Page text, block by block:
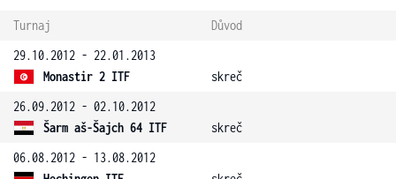
Turnaj
Důvod
29.10.2012 - 22.01.2013
Monastir 2 ITF
skreč
26.09.2012 - 02.10.2012
Šarm aš-Šajch 64 ITF
skreč
06.08.2012 - 13.08.2012